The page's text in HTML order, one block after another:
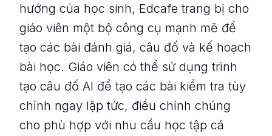
hướng của học sinh, Edcafe trang bị cho
giáo viên một bộ công cụ mạnh mẽ để
tạo các bài đánh giá, câu đố và kế hoạch
bài học. Giáo viên có thể sử dụng trình
tạo câu đố AI để tạo các bài kiểm tra tùy
chỉnh ngay lập tức, điều chỉnh chúng
cho phù hợp với nhu cầu học tập cá